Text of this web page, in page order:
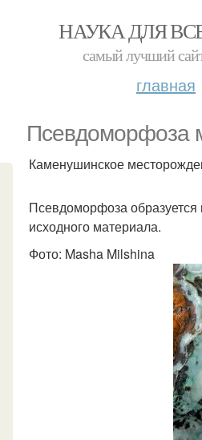
НАУКА ДЛЯ
самый лучший
главная
Псевдоморфоза
Каменушинское
Псевдоморфоза
исходного материала.
Фото: Masha Milshina